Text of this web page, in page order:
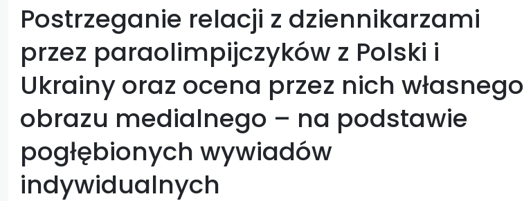
Postrzeganie relacji z dziennikarzami
przez paraolimpijczyków z Polski i
Ukrainy oraz ocena przez nich własnego
obrazu medialnego – na podstawie
pogłębionych wywiadów
indywidualnych